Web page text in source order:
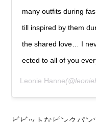
many outfits during
till inspired by them
the shared love… I
ected to all of you
Leonie Hanne